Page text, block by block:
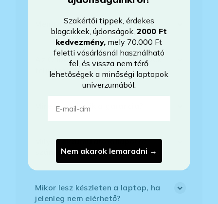
Mennyit használták a laptopot?
Az Önök által értékesített gépek
felújítottak?
Mire vonatkozik a garancia?
Milyen akkumulátorállapotra
számíthatok?
Mikor lesz készleten a laptop, ha
jelenleg nem elérhető?
Szakértői tippek, érdekes
blogcikkek, újdonságok,2000 Ft
kedvezmény, mely 70.000 Ft
feletti vásárlásnál használható
fel, és vissza nem térő
lehetőségek a minőségi laptopok
univerzumából.
Nem akarok lemaradni →